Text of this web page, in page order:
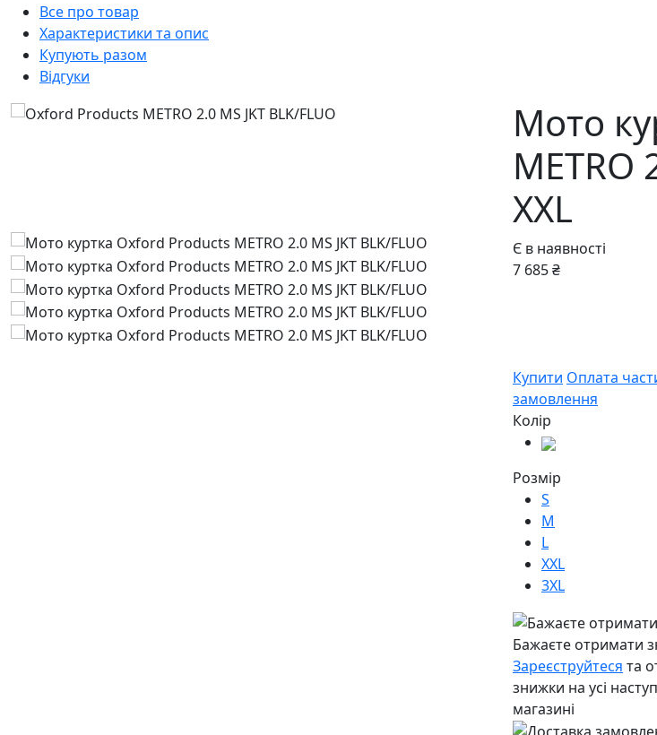
Все про товар
Характеристики та опис
Купують разом
Відгуки
Мото
METRO
XXL
Є в наявності
7 685 ₴
Купити Оплата
замовлення
Колір
Розмір
S
M
L
XXL
3XL
Бажаєте отримати
Зареєструйтеся та
знижки на усі
магазині